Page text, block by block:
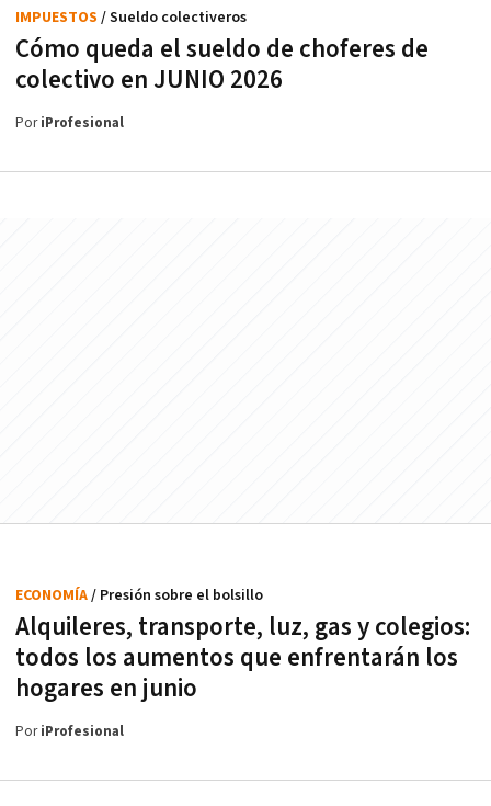
Cómo queda el sueldo de choferes de
colectivo en JUNIO 2026
IMPUESTOS / Sueldo colectiveros
PoriProfesional
Alquileres, transporte, luz, gas y colegios:
todos los aumentos que enfrentarán los
hogares en junio
ECONOMÍA/ Presión sobre el bolsillo
PoriProfesional